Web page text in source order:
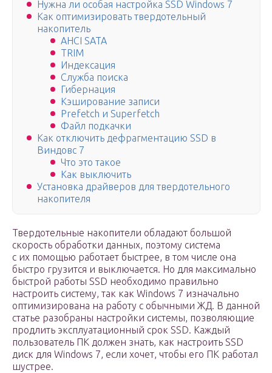
Нужна ли особая настройка SSD Windows 7
Как оптимизировать твердотельный
накопитель
AHCI SATA
TRIM
Индексация
Служба поиска
Гибернация
Кэширование записи
Prefetch и Superfetch
Файл подкачки
Как отключить дефрагментацию SSD в
Виндовс 7
Что это такое
Как выключить
Установка драйверов для твердотельного
накопителя
Твердотельные накопители обладают большой
скорость обработки данных, поэтому система
с их помощью работает быстрее, в том числе она
быстро грузится и выключается. Но для максимально
быстрой работы SSD необходимо правильно
настроить систему, так как Windows 7 изначально
оптимизирована на работу с обычными ЖД. В данной
статье разобраны настройки системы, позволяющие
продлить эксплуатационный срок SSD. Каждый
пользователь ПК должен знать, как настроить SSD
диск для Windows 7, если хочет, чтобы его ПК работал
шустрее.